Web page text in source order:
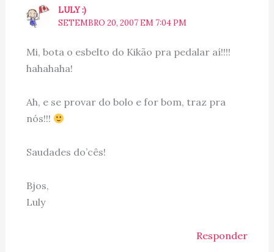
LULY :)
SETEMBRO 20, 2007 EM 7:04 PM
Mi, bota o esbelto do Kikão pra pedalar aí!!!!
hahahaha!
Ah, e se provar do bolo e for bom, traz pra
nós!!!
Saudades do’cês!
Bjos,
Luly
Responder